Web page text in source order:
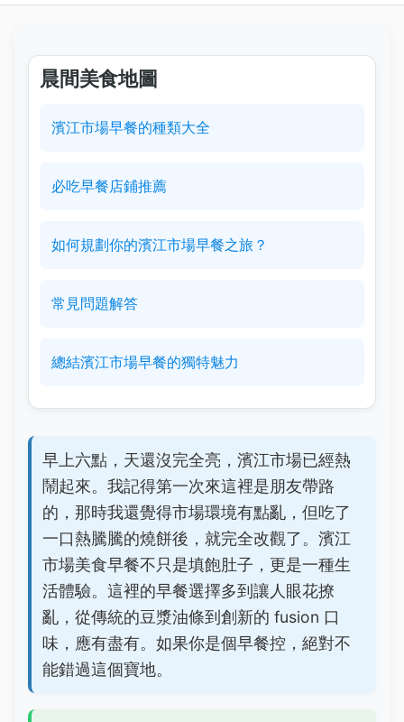
晨間美食地圖
濱江市場早餐的種類大全
必吃早餐店鋪推薦
如何規劃你的濱江市場早餐之旅？
常見問題解答
總結濱江市場早餐的獨特魅力
早上六點，天還沒完全亮，濱江市場已經熱
鬧起來。我記得第一次來這裡是朋友帶路
的，那時我還覺得市場環境有點亂，但吃了
一口熱騰騰的燒餅後，就完全改觀了。濱江
市場美食早餐不只是填飽肚子，更是一種生
活體驗。這裡的早餐選擇多到讓人眼花撩
亂，從傳統的豆漿油條到創新的 fusion 口
味，應有盡有。如果你是個早餐控，絕對不
能錯過這個寶地。